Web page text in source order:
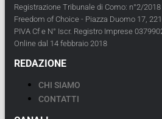
Registrazione Tribunale di Como: n°2/2018
Freedom of Choice - Piazza Duomo 17,
PIVA Cf e N° Iscr. Registro Imprese
Online dal 14 febbraio 2018
REDAZIONE
CHI SIAMO
CONTATTI